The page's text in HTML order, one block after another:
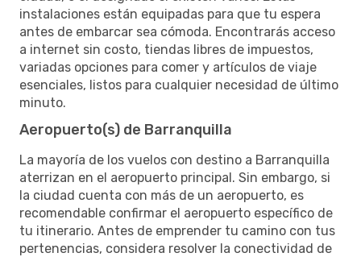
instalaciones están equipadas para que tu espera
antes de embarcar sea cómoda. Encontrarás acceso
a internet sin costo, tiendas libres de impuestos,
variadas opciones para comer y artículos de viaje
esenciales, listos para cualquier necesidad de último
minuto.
Aeropuerto(s) de Barranquilla
La mayoría de los vuelos con destino a Barranquilla
aterrizan en el aeropuerto principal. Sin embargo, si
la ciudad cuenta con más de un aeropuerto, es
recomendable confirmar el aeropuerto específico de
tu itinerario. Antes de emprender tu camino con tus
pertenencias, considera resolver la conectividad de